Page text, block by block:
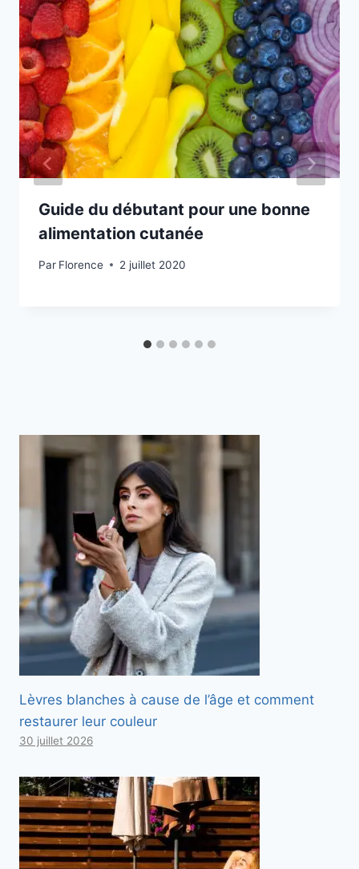
Guide du débutant pour une bonne
alimentation cutanée
Par Florence 2 juillet 2020
Lèvres blanches à cause de l’âge et comment
restaurer leur couleur
30 juillet 2026